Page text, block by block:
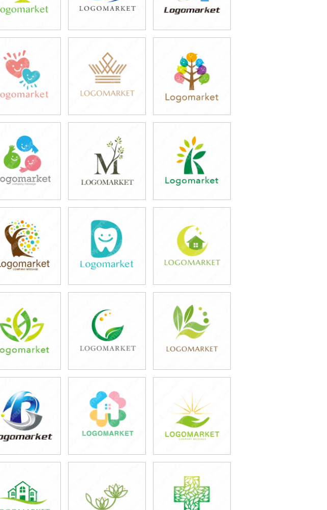
39,800円
(税込43,780円)
39,800円
(税込43,780円)
59,800円
(税込65,780円)
39,800円
(税込43,780円)
39,800円
(税込43,780円)
39,800円
(税込43,780円)
39,800円
(税込43,780円)
39,800円
(税込43,780円)
39,800円
(税込43,780円)
39,800円
(税込43,780円)
39,800円
(税込43,780円)
39,800円
(税込43,780円)
39,800円
(税込43,780円)
39,800円
(税込43,780円)
39,800円
(税込43,780円)
39,800円
(税込43,780円)
39,800円
(税込43,780円)
39,800円
(税込43,780円)